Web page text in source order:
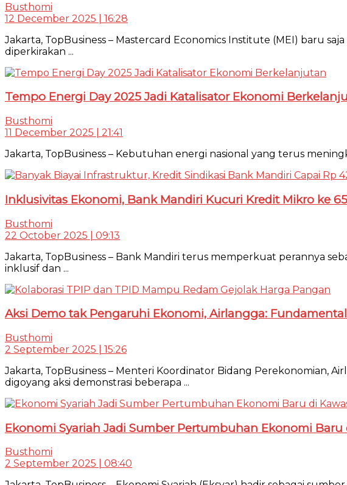
Busthomi
12 December 2025 | 16:28
Jakarta, TopBusiness – Mastercard Economics Institute (MEI) baru
diperkirakan ...
Tempo Energi Day 2025 Jadi Katalisator Ekonomi
Busthomi
11 December 2025 | 21:41
Jakarta, TopBusiness – Kebutuhan energi nasional yang terus
Inklusivitas Ekonomi, Bank Mandiri Kucuri Kredit Mikro ke
Busthomi
22 October 2025 | 09:13
Jakarta, TopBusiness – Bank Mandiri terus memperkuat perannya
inklusif dan ...
Aksi Demo tak Pengaruhi Ekonomi, Airlangga:
Busthomi
2 September 2025 | 15:26
Jakarta, TopBusiness – Menteri Koordinator Bidang Perekonomian,
digoyang aksi demonstrasi beberapa ...
Ekonomi Syariah Jadi Sumber Pertumbuhan Ekonomi
Busthomi
2 September 2025 | 08:40